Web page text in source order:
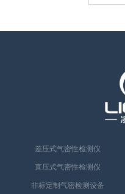
差压式气密性检测仪
直压式气密性检测仪
非标定制气密检测设备